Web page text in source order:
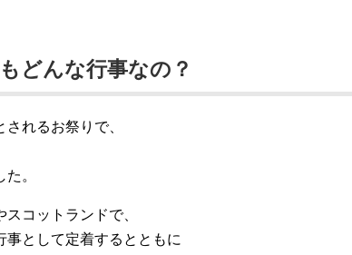
どんな行事なの？
れるお祭りで、
。
コットランドで、
事として定着するとともに